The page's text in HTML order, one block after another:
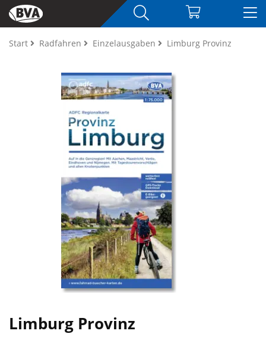
Start Radfahren Einzelausgaben Limburg Provinz
Limburg Provinz